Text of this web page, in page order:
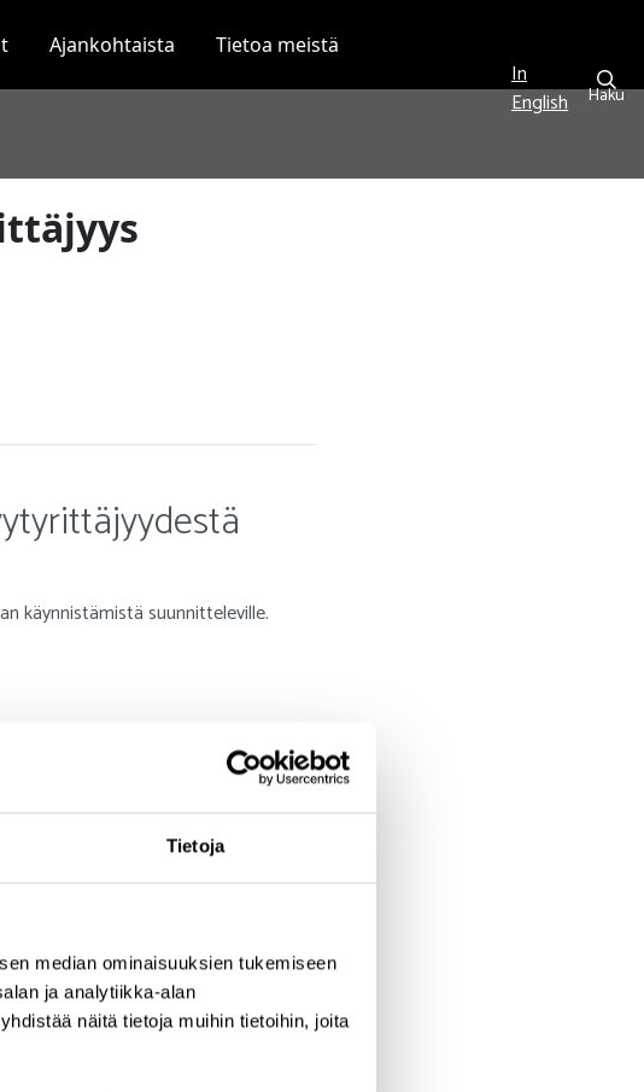
Tietoja
median ominaisuuksien tukemiseen
ja analytiikka-alan
näitä tietoja muihin tietoihin, joita
Ajankohtaista Tietoa meistä
In
English
Haku
käynnistämistä suunnitteleville.